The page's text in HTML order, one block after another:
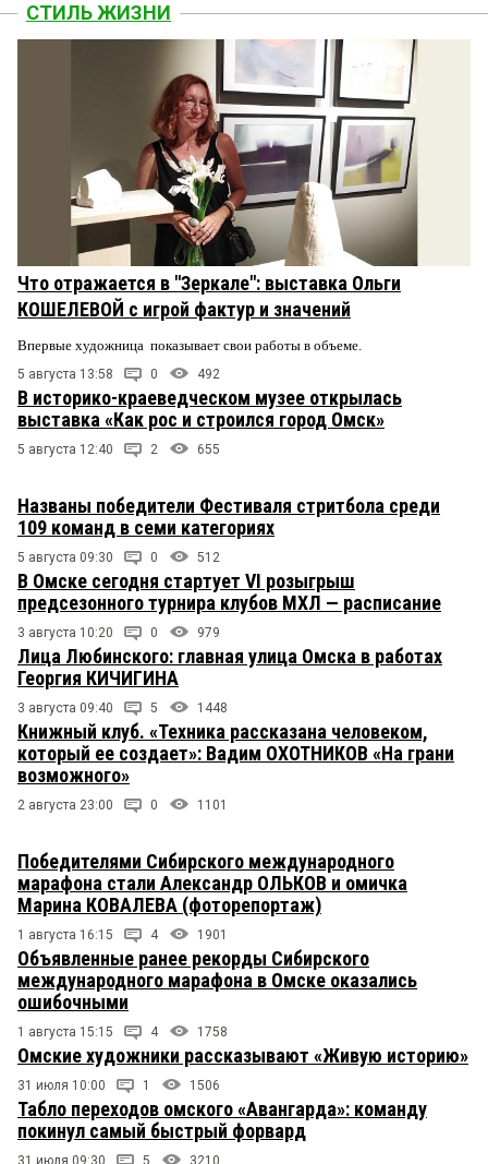
СТИЛЬ ЖИЗНИ
Что отражается в "Зеркале": выставка Ольги
КОШЕЛЕВОЙ с игрой фактур и значений
Впервые художница показывает свои работы в объеме.
5 августа 13:58 0 492
В историко-краеведческом музее открылась
выставка «Как рос и строился город Омск»
5 августа 12:40 2 655
Названы победители Фестиваля стритбола среди
109 команд в семи категориях
5 августа 09:30 0 512
В Омске сегодня стартует VI розыгрыш
предсезонного турнира клубов МХЛ — расписание
3 августа 10:20 0 979
Лица Любинского: главная улица Омска в работах
Георгия КИЧИГИНА
3 августа 09:40 5 1448
Книжный клуб. «Техника рассказана человеком,
который ее создает»: Вадим ОХОТНИКОВ «На грани
возможного»
2 августа 23:00 0 1101
Победителями Сибирского международного
марафона стали Александр ОЛЬКОВ и омичка
Марина КОВАЛЕВА (фоторепортаж)
1 августа 16:15 4 1901
Объявленные ранее рекорды Сибирского
международного марафона в Омске оказались
ошибочными
1 августа 15:15 4 1758
Омские художники рассказывают «Живую историю»
31 июля 10:00 1 1506
Табло переходов омского «Авангарда»: команду
покинул самый быстрый форвард
31 июля 09:30 5 3210